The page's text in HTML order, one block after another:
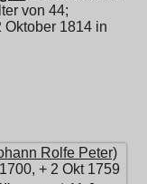
von 44;
Oktober 1814 in
Rolfe Peter)
+ 2 Okt 1759